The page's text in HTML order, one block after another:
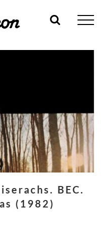
BEC.
(1982)